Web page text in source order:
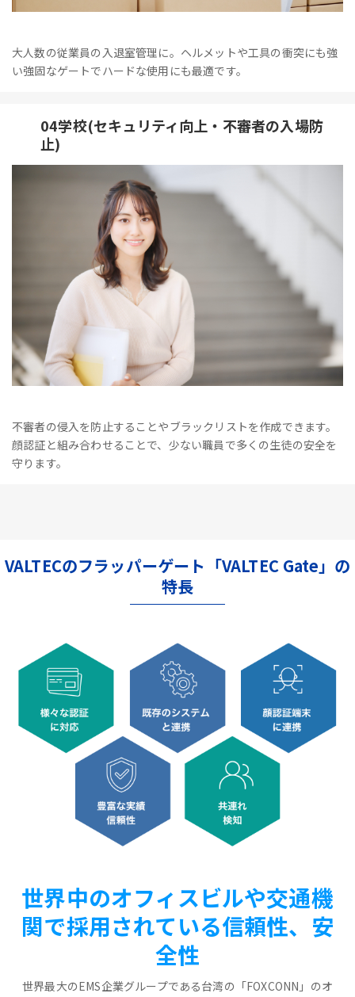
大人数の従業員の入退室管理に。ヘルメットや工具の衝突にも強
い強固なゲートでハードな使用にも最適です。
04学校(セキュリティ向上・不審者の入場防
止)
不審者の侵入を防止することやブラックリストを作成できます。
顔認証と組み合わせることで、少ない職員で多くの生徒の安全を
守ります。
VALTECのフラッパーゲート「VALTEC Gate」の
特長
世界中のオフィスビルや交通機
関で採用されている信頼性、安
全性
世界最大のEMS企業グループである台湾の「FOXCONN」のオ